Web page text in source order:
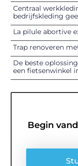
Centraal
bedrijfskleding
La pilule abortive
Trap renoveren
De beste
een fietsenwinkel
Begin